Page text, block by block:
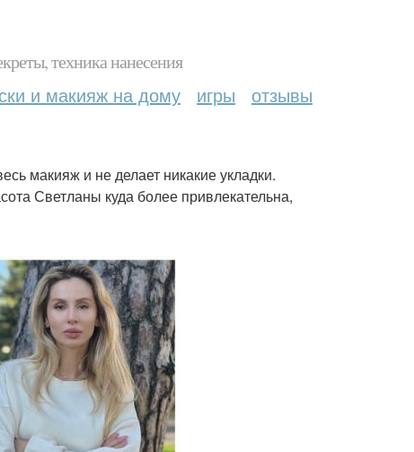
техника нанесения
и макияж на дому игры отзывы
макияж и не делает никакие укладки.
Светланы куда более привлекательна,